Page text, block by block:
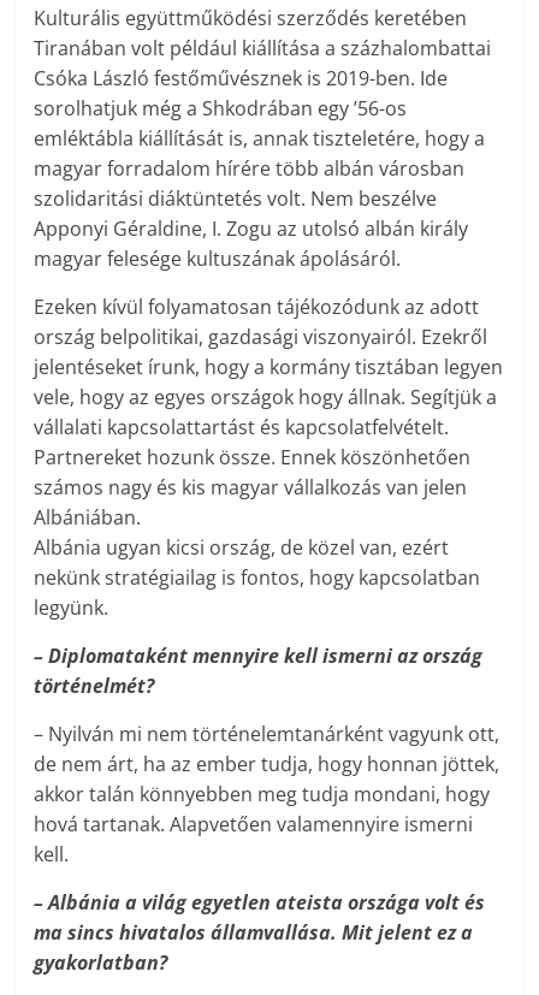
Kulturális együttműködési szerződés keretében
Tiranában volt például kiállítása a százhalombattai
Csóka László festőművésznek is 2019-ben. Ide
sorolhatjuk még a Shkodrában egy ’56-os
emléktábla kiállítását is, annak tiszteletére, hogy a
magyar forradalom hírére több albán városban
szolidaritási diáktüntetés volt. Nem beszélve
Apponyi Géraldine, I. Zogu az utolsó albán király
magyar felesége kultuszának ápolásáról.
Ezeken kívül folyamatosan tájékozódunk az adott
ország belpolitikai, gazdasági viszonyairól. Ezekről
jelentéseket írunk, hogy a kormány tisztában legyen
vele, hogy az egyes országok hogy állnak. Segítjük a
vállalati kapcsolattartást és kapcsolatfelvételt.
Partnereket hozunk össze. Ennek köszönhetően
számos nagy és kis magyar vállalkozás van jelen
Albániában.
Albánia ugyan kicsi ország, de közel van, ezért
nekünk stratégiailag is fontos, hogy kapcsolatban
legyünk.
– Diplomataként mennyire kell ismerni az ország
történelmét?
– Nyilván mi nem történelemtanárként vagyunk ott,
de nem árt, ha az ember tudja, hogy honnan jöttek,
akkor talán könnyebben meg tudja mondani, hogy
hová tartanak. Alapvetően valamennyire ismerni
kell.
– Albánia a világ egyetlen ateista országa volt és
ma sincs hivatalos államvallása. Mit jelent ez a
gyakorlatban?